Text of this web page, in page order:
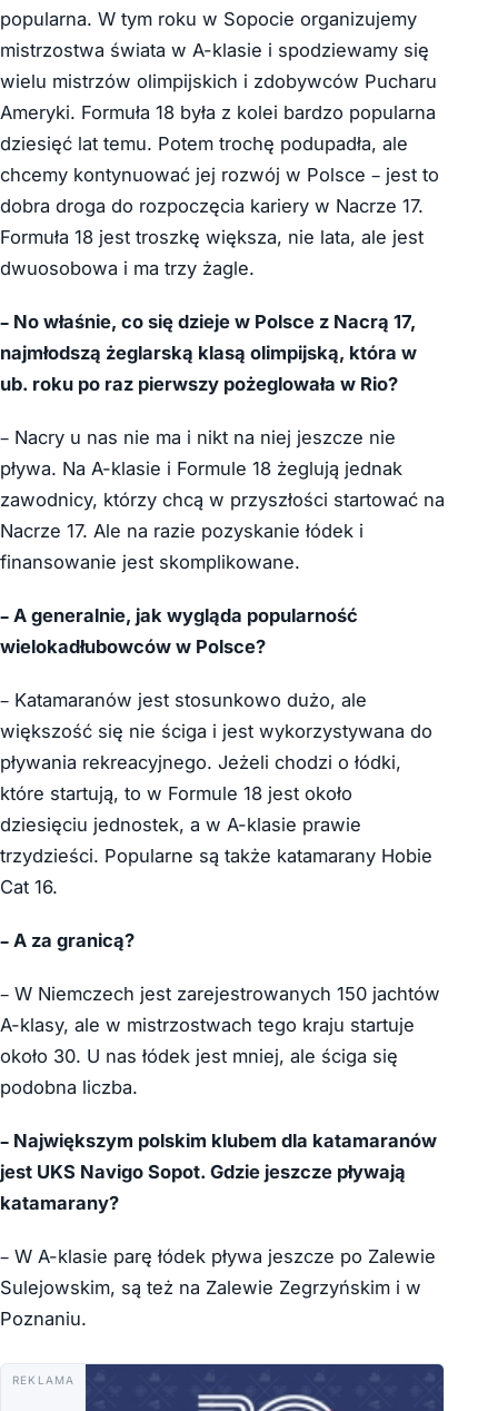
popularna. W tym roku w Sopocie organizujemy
mistrzostwa świata w A-klasie i spodziewamy się
wielu mistrzów olimpijskich i zdobywców Pucharu
Ameryki. Formuła 18 była z kolei bardzo popularna
dziesięć lat temu. Potem trochę podupadła, ale
chcemy kontynuować jej rozwój w Polsce – jest to
dobra droga do rozpoczęcia kariery w Nacrze 17.
Formuła 18 jest troszkę większa, nie lata, ale jest
dwuosobowa i ma trzy żagle.
– No właśnie, co się dzieje w Polsce z Nacrą 17,
najmłodszą żeglarską klasą olimpijską, która w
ub. roku po raz pierwszy pożeglowała w Rio?
– Nacry u nas nie ma i nikt na niej jeszcze nie
pływa. Na A-klasie i Formule 18 żeglują jednak
zawodnicy, którzy chcą w przyszłości startować na
Nacrze 17. Ale na razie pozyskanie łódek i
finansowanie jest skomplikowane.
– A generalnie, jak wygląda popularność
wielokadłubowców w Polsce?
– Katamaranów jest stosunkowo dużo, ale
większość się nie ściga i jest wykorzystywana do
pływania rekreacyjnego. Jeżeli chodzi o łódki,
które startują, to w Formule 18 jest około
dziesięciu jednostek, a w A-klasie prawie
trzydzieści. Popularne są także katamarany Hobie
Cat 16.
– A za granicą?
– W Niemczech jest zarejestrowanych 150 jachtów
A-klasy, ale w mistrzostwach tego kraju startuje
około 30. U nas łódek jest mniej, ale ściga się
podobna liczba.
– Największym polskim klubem dla katamaranów
jest UKS Navigo Sopot. Gdzie jeszcze pływają
katamarany?
– W A-klasie parę łódek pływa jeszcze po Zalewie
Sulejowskim, są też na Zalewie Zegrzyńskim i w
Poznaniu.
REKLAMA